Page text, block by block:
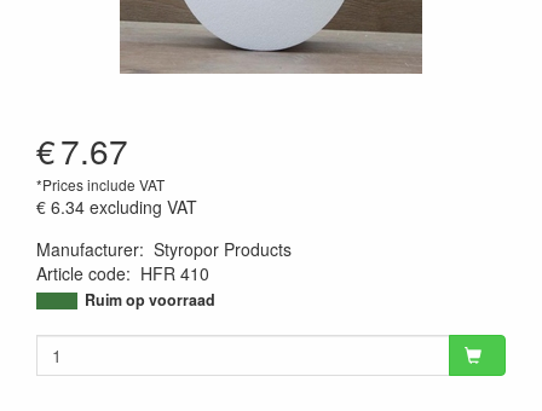
€7.67
*Prices include VAT
€ 6.34 excluding VAT
Manufacturer: Styropor Products
Article code: HFR 410
9506999221392
Ruim op voorraad